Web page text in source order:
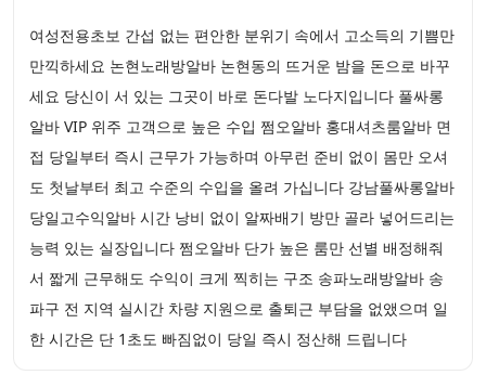
여성전용초보 간섭 없는 편안한 분위기 속에서 고소득의 기쁨만
만끽하세요 논현노래방알바 논현동의 뜨거운 밤을 돈으로 바꾸
세요 당신이 서 있는 그곳이 바로 돈다발 노다지입니다 풀싸롱
알바 VIP 위주 고객으로 높은 수입 쩜오알바 홍대셔츠룸알바 면
접 당일부터 즉시 근무가 가능하며 아무런 준비 없이 몸만 오셔
도 첫날부터 최고 수준의 수입을 올려 가십니다 강남풀싸롱알바
당일고수익알바 시간 낭비 없이 알짜배기 방만 골라 넣어드리는
능력 있는 실장입니다 쩜오알바 단가 높은 룸만 선별 배정해줘
서 짧게 근무해도 수익이 크게 찍히는 구조 송파노래방알바 송
파구 전 지역 실시간 차량 지원으로 출퇴근 부담을 없앴으며 일
한 시간은 단 1초도 빠짐없이 당일 즉시 정산해 드립니다